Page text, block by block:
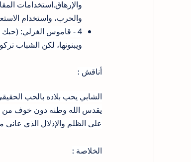
والإرهاق.استخدامات
والحرب، واستخدام
4 - قاموس الغزلي: (حبك
ويبنونها، لكن الشباب
أناقش :
الشابي يحب بلاده بالحب
يقدس الله وطنه دون خوف من
على الظلم والإذلال الذي عانى
الخلاصة :